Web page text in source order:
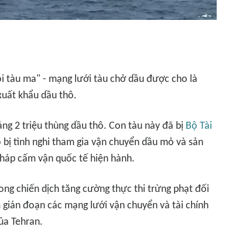
tàu ma" - mạng lưới tàu chở dầu được cho là
khẩu dầu thô.
2 triệu thùng dầu thô. Con tàu này đã bị Bộ Tài
tình nghi tham gia vận chuyển dầu mỏ và sản
cấm vận quốc tế hiện hành.
chiến dịch tăng cường thực thi trừng phạt đối
đoạn các mạng lưới vận chuyển và tài chính
Tehran.